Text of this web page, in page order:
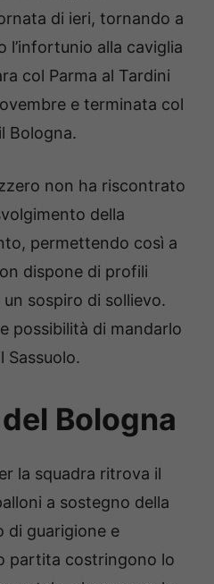
di ieri, tornando a
l’infortunio alla caviglia
col Parma al Tardini
e terminata col
Bologna.
non ha riscontrato
della
permettendo così a
dispone di profili
sospiro di sollievo.
possibilità di mandarlo
Sassuolo.
Bologna
la squadra ritrova il
a sostegno della
di guarigione e
partita costringono lo